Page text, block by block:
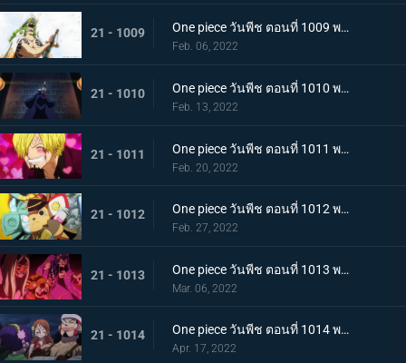
21 - 1009 One piece วันพีช ตอนที่ 1009 พากย์ไทย ซาซากิรุกหนัก หน่วยรบหุ้มเกราะปะทะยามาโตะ
Feb. 06, 2022
21 - 1010 One piece วันพีช ตอนที่ 1010 พากย์ไทย ทลายอสูรน้ำแข็ง แผนเพลิงของช็อปเปอร์!
Feb. 13, 2022
21 - 1011 One piece วันพีช ตอนที่ 1011 พากย์ไทย ดีก็แย่แล้ว! แมงมุมล่อลวงซันจิ
Feb. 20, 2022
21 - 1012 One piece วันพีช ตอนที่ 1012 พากย์ไทย เดินหมากผิดเกม! เพลิงของนกอมตะมัลโก้
Feb. 27, 2022
21 - 1013 One piece วันพีช ตอนที่ 1013 พากย์ไทย อดีตของยาโมโตะ ชายผู้หมายหัว 4 จักรพรรดิ
Mar. 06, 2022
21 - 1014 One piece วันพีช ตอนที่ 1014 พากย์ไทย น้ำตาของมัลโก้! สายสัมพันธ์ของกลุ่มโจรสลัดหนวดขาว
Apr. 17, 2022